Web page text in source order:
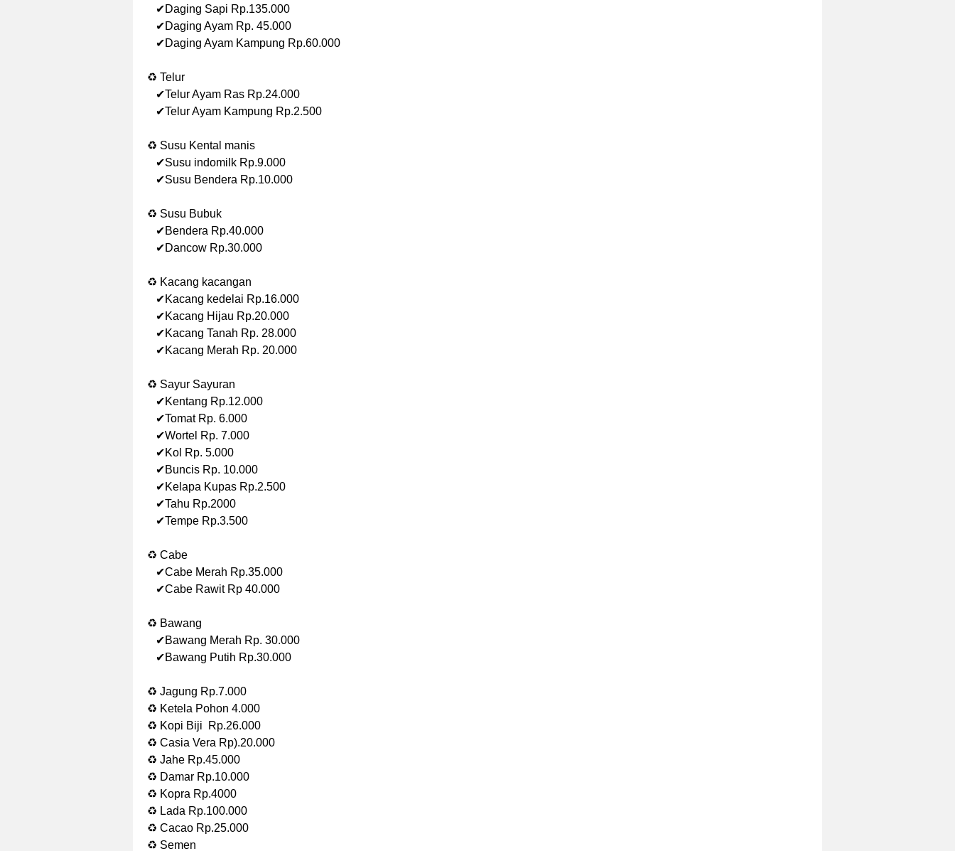
✔Daging Sapi Rp.135.000
✔Daging Ayam Rp. 45.000
✔Daging Ayam Kampung Rp.60.000
♻ Telur
✔Telur Ayam Ras Rp.24.000
✔Telur Ayam Kampung Rp.2.500
♻ Susu Kental manis
✔Susu indomilk Rp.9.000
✔Susu Bendera Rp.10.000
♻ Susu Bubuk
✔Bendera Rp.40.000
✔Dancow Rp.30.000
♻ Kacang kacangan
✔Kacang kedelai Rp.16.000
✔Kacang Hijau Rp.20.000
✔Kacang Tanah Rp. 28.000
✔Kacang Merah Rp. 20.000
♻ Sayur Sayuran
✔Kentang Rp.12.000
✔Tomat Rp. 6.000
✔Wortel Rp. 7.000
✔Kol Rp. 5.000
✔Buncis Rp. 10.000
✔Kelapa Kupas Rp.2.500
✔Tahu Rp.2000
✔Tempe Rp.3.500
♻ Cabe
✔Cabe Merah Rp.35.000
✔Cabe Rawit Rp 40.000
♻ Bawang
✔Bawang Merah Rp. 30.000
✔Bawang Putih Rp.30.000
♻ Jagung Rp.7.000
♻ Ketela Pohon 4.000
♻ Kopi Biji Rp.26.000
♻ Casia Vera Rp).20.000
♻ Jahe Rp.45.000
♻ Damar Rp.10.000
♻ Kopra Rp.4000
♻ Lada Rp.100.000
♻ Cacao Rp.25.000
♻ Semen